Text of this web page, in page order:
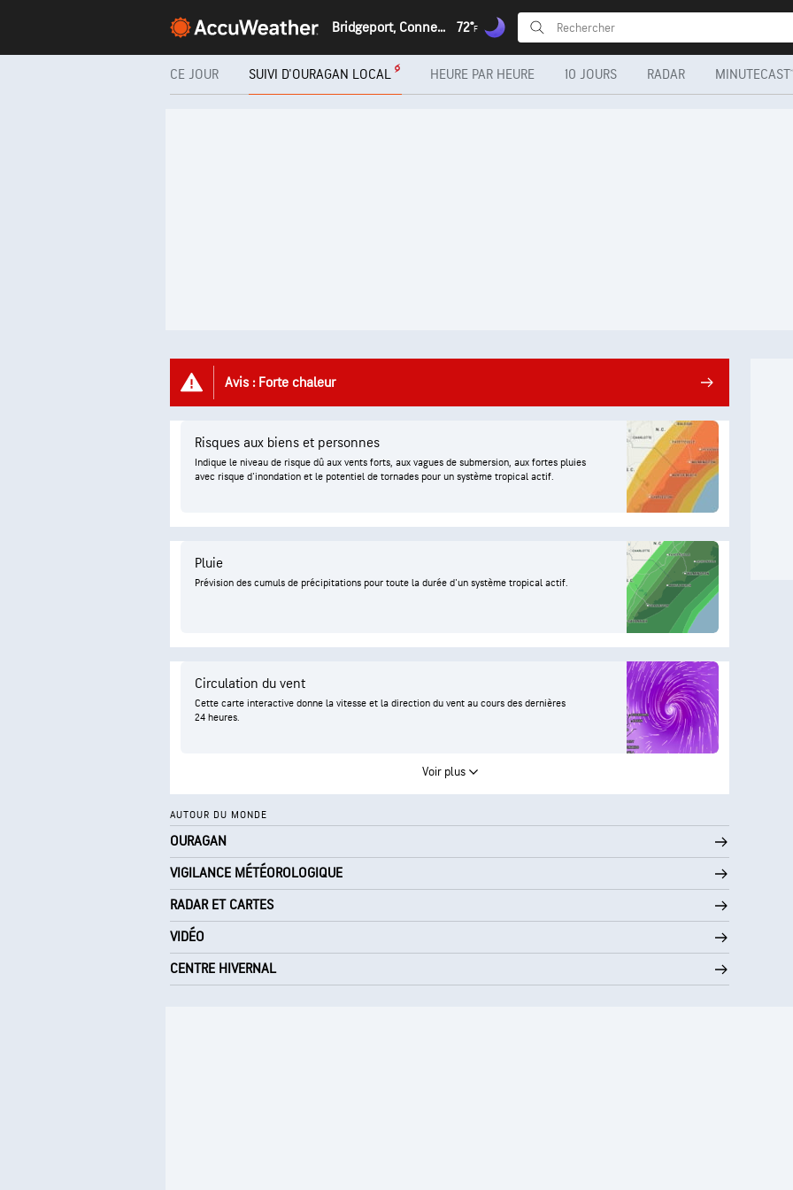
Bridgeport, Connecticut 72°F
CE JOUR SUIVI D'OURAGAN LOCAL HEURE PAR HEURE 10 JOURS RADAR MINUTECAST®
Avis : Forte chaleur
Risques aux biens et personnes
Indique le niveau de risque dû aux vents forts, aux vagues de submersion, aux fortes pluies
avec risque d'inondation et le potentiel de tornades pour un système tropical actif.
Pluie
Prévision des cumuls de précipitations pour toute la durée d'un système tropical actif.
Circulation du vent
Cette carte interactive donne la vitesse et la direction du vent au cours des dernières
24 heures.
Voir plus
AUTOUR DU MONDE
OURAGAN
VIGILANCE MÉTÉOROLOGIQUE
RADAR ET CARTES
VIDÉO
CENTRE HIVERNAL